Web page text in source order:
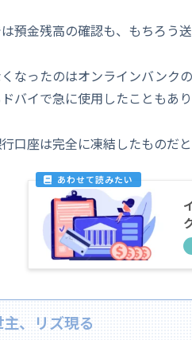
預金残高の確認も、もちろう
なったのはオンラインバンク
バイで急に使用したこともあ
口座は完全に凍結したものだと
、リズ現る